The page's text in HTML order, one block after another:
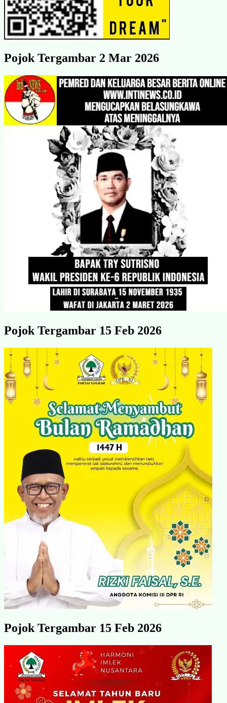
Pojok Tergambar 2 Mar 2026
Pojok Tergambar 15 Feb 2026
Pojok Tergambar 15 Feb 2026